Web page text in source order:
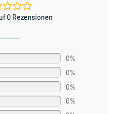
0 Rezensionen
0%
0%
0%
0%